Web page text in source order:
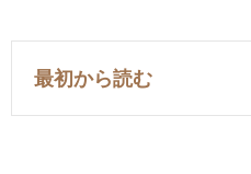
最初から読む